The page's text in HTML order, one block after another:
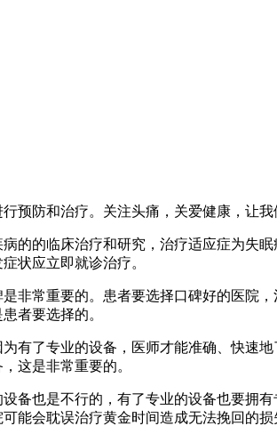
防和治疗。关注头痛，关爱健康，让我
的的临床治疗和研究，治疗适应症为失
状应立即就诊治疗。
常重要的。患者要选择口碑好的医院
者要选择的。
了专业的设备，医师才能准确、快速
这是非常重要的。
也是不行的，有了专业的设备也要拥
能会耽误治疗黄金时间造成无法挽回的损